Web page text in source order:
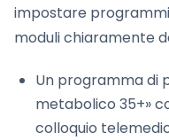
impostare
moduli chiaramente
Un programma di
metabolico 35+»
colloquio